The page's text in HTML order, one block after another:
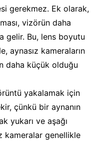
gerekmez. Ek olarak,
vizörün daha
gelir. Bu, lens boyutu
aynasız kameraların
daha küçük olduğu
yakalamak için
çünkü bir aynanın
yukarı ve aşağı
kameralar genellikle